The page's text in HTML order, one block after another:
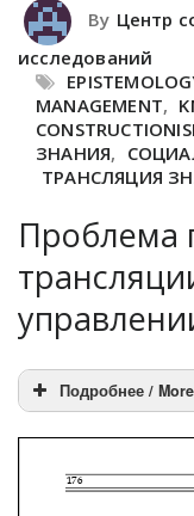
By Центр
исследований
MANAGEMENT,
ЗНАНИЯ,
ТРАНСЛЯЦИЯ
Проблема
Подробнее / More